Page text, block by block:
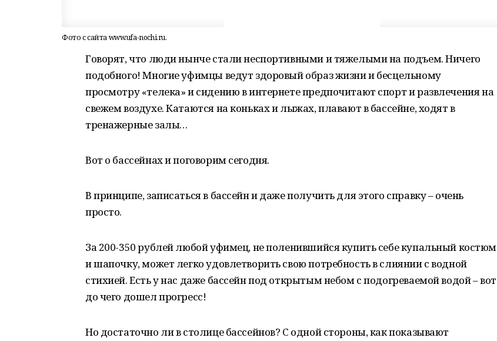
Фото с сайта www.ufa-nochi.ru.
Говорят, что люди нынче стали неспортивными и тяжелыми на подъем. Ничего
подобного! Многие уфимцы ведут здоровый образ жизни и бесцельному
просмотру «телека» и сидению в интернете предпочитают спорт и развлечения на
свежем воздухе. Катаются на коньках и лыжах, плавают в бассейне, ходят в
тренажерные залы…
Вот о бассейнах и поговорим сегодня.
В принципе, записаться в бассейн и даже получить для этого справку – очень
просто.
За 200-350 рублей любой уфимец, не поленившийся купить себе купальный костюм
и шапочку, может легко удовлетворить свою потребность в слиянии с водной
стихией. Есть у нас даже бассейн под открытым небом с подогреваемой водой – вот
до чего дошел прогресс!
Но достаточно ли в столице бассейнов? С одной стороны, как показывают